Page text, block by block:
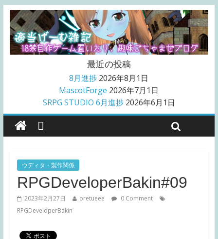
最近の投稿
8月進捗 2026年8月1日
MascotForge 2026年7月1日
SRPG STUDIO 6月進捗 2026年6月1日
ウディタ・製作関係
RPGDeveloperBakin#09
2023年2月27日 oretueee
0 Comment
RPGDeveloperBakin